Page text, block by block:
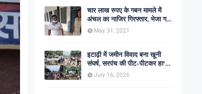
चार लाख रुपए के गबन मामले में
अंचल का नाजिर गिरफ्तार, भेजा गया
जेल- sent jail
May 31, 2021
इटाढ़ी में जमीन विवाद बना खूनी
संघर्ष, सरपंच की पीट-पीटकर हत्या;
दो बेटे घायल, सड़क जाम
July 16, 2026